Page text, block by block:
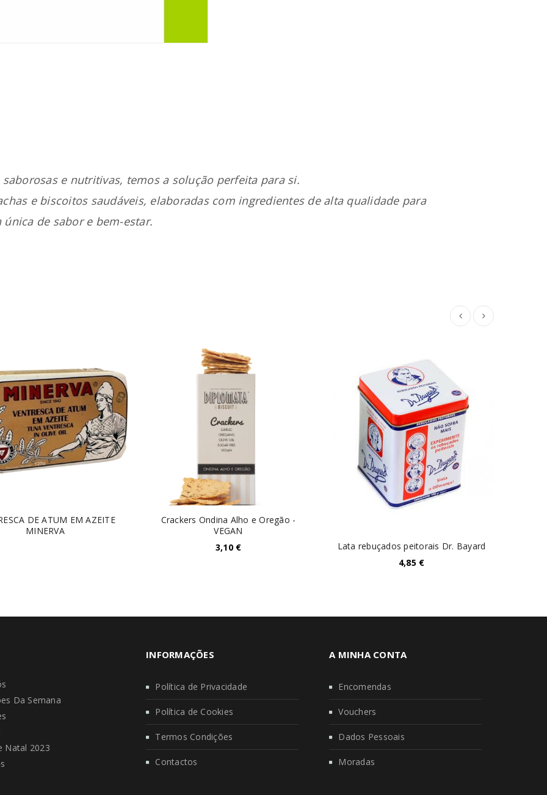
sessão
endereço de email.
Verifique a nossapolítica de privacidade.
e nutritivas, temos a solução perfeita para si.
e biscoitos saudáveis, elaboradas com ingredientes de alta qualidade para
de sabor e bem-estar.
DE ATUM EM AZEITE
MINERVA
Crackers Ondina Alho e Oregão -
VEGAN
3,10 €
Lata rebuçados peitorais Dr. Bayard
4,85 €
Da Semana
Natal 2023
INFORMAÇÕES
Política de Privacidade
Política de Cookies
Termos Condições
Contactos
A MINHA CONTA
Encomendas
Vouchers
Dados Pessoais
Moradas